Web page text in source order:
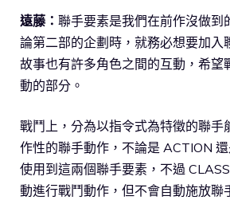
遠藤： 聯手要素是我們在前作沒做到
論第二部的企劃時，就務必想要加入
故事也有許多角色之間的互動，希望
動的部分。
戰鬥上，分為以指令式為特徵的聯手
作性的聯手動作，不論是 ACTION
使用到這兩個聯手要素，不過
動進行戰鬥動作，但不會自動施放聯